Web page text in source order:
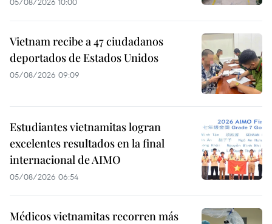
Vietnam recibe a 47 ciudadanos
deportados de Estados Unidos
05/08/2026 09:09
Estudiantes vietnamitas logran
excelentes resultados en la final
internacional de AIMO
05/08/2026 06:54
Médicos vietnamitas recorren más